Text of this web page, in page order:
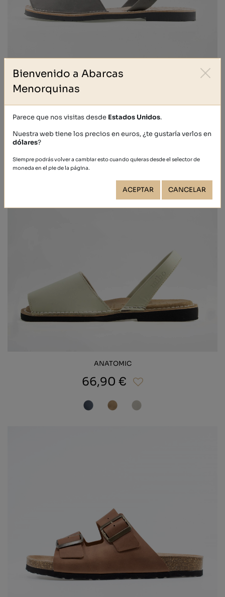
CLÁSICO
ANATOMIC
66,90 €
Bienvenido a Abarcas
Menorquinas
Parece que nos visitas desde Estados Unidos.
Nuestra web tiene los precios en euros, ¿te gustaría verlos en
dólares?
Siempre podrás volver a cambiar esto cuando quieras desde el selector de
moneda en el pie de la página.
ACEPTAR CANCELAR